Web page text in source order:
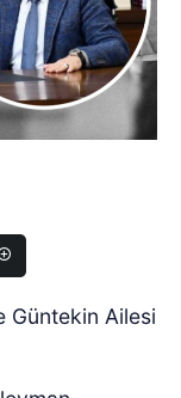
Güntekin Ailesi